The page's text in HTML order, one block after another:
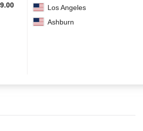
9.00
Los Angeles
Ashburn